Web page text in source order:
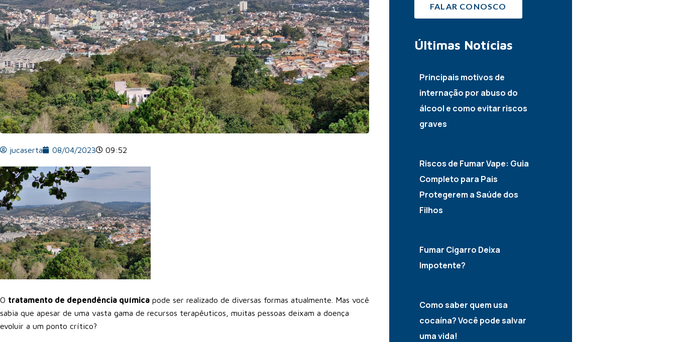
jucaserta 08/04/2023 09:52
O tratamento de dependência química pode ser realizado de diversas formas atualmente. Mas você
sabia que apesar de uma vasta gama de recursos terapêuticos, muitas pessoas deixam a doença
evoluir a um ponto crítico?
FALAR CONOSCO
Últimas Notícias
Principais motivos de
internação por abuso do
álcool e como evitar riscos
graves
Riscos de Fumar Vape: Guia
Completo para Pais
Protegerem a Saúde dos
Filhos
Fumar Cigarro Deixa
Impotente?
Como saber quem usa
cocaína? Você pode salvar
uma vida!